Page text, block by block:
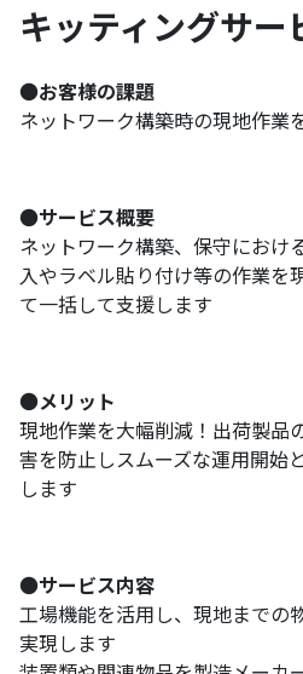
キッティングサー
●お客様の課題
ネットワーク構築時の現地作業
●サービス概要
ネットワーク構築、保守におけ
入やラベル貼り付け等の作業を
て一括して支援します
●メリット
現地作業を大幅削減！出荷製品
害を防止しスムーズな運用開始
します
●サービス内容
工場機能を活用し、現地までの
実現します